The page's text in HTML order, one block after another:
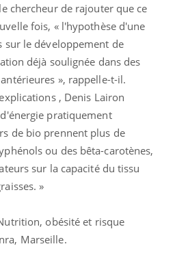
chercheur de rajouter que ce
fois, « l'hypothèse d'une
sur le développement de
déjà soulignée dans des
», rappelle-t-il.
, Denis Lairon
pratiquement
de bio prennent plus de
ou des bêta-carotènes,
sur la capacité du tissu
»
obésité et risque
Marseille.